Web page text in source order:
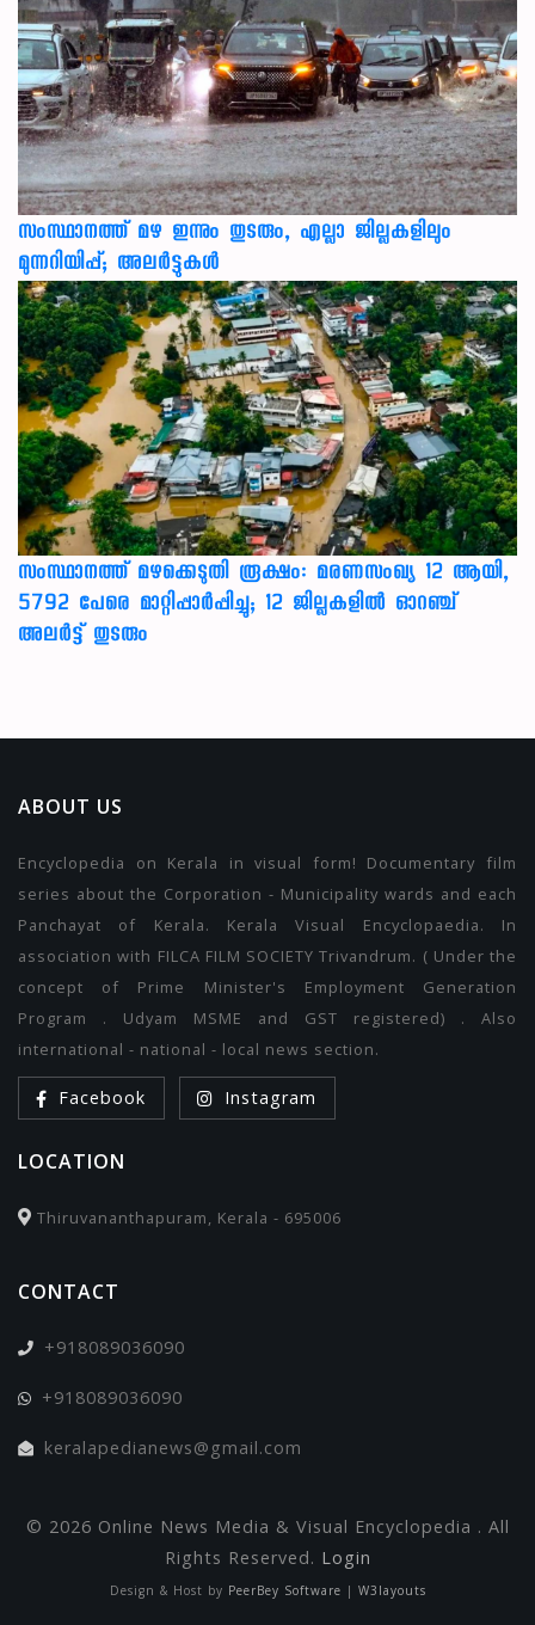
സംസ്ഥാനത്ത് മഴ ഇന്നും തുടരും, എല്ലാ ജില്ലകളിലും
മുന്നറിയിപ്പ്; അലർട്ടുകൾ
സംസ്ഥാനത്ത് മഴക്കെടുതി രൂക്ഷം: മരണസംഖ്യ 12 ആയി,
5792 പേരെ മാറ്റിപ്പാർപ്പിച്ചു; 12 ജില്ലകളിൽ ഓറഞ്ച്
അലർട്ട് തുടരും
ABOUT US
Encyclopedia on Kerala in visual form! Documentary film
series about the Corporation - Municipality wards and each
Panchayat of Kerala. Kerala Visual Encyclopaedia. In
association with FILCA FILM SOCIETY Trivandrum. ( Under the
concept of Prime Minister's Employment Generation
Program . Udyam MSME and GST registered) . Also
international - national - local news section.
Facebook Instagram
LOCATION
Thiruvananthapuram, Kerala - 695006
CONTACT
+918089036090
+918089036090
keralapedianews@gmail.com
© 2026 Online News Media & Visual Encyclopedia . All
Rights Reserved. Login
Design & Host by PeerBey Software | W3layouts